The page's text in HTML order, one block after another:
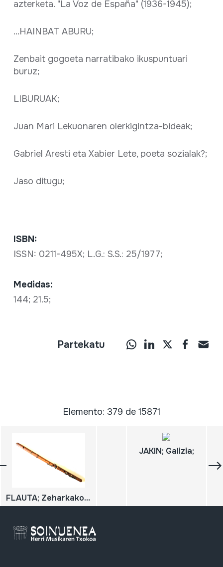
azterketa. "La Voz de España" (1936-1945);
...HAINBAT ABURU;
Zenbait gogoeta narratibako ikuspuntuari
buruz;
LIBURUAK;
Juan Mari Lekuonaren olerkigintza-bideak;
Gabriel Aresti eta Xabier Lete, poeta sozialak?;
Jaso ditugu;
ISBN:
ISSN: 0211-495X; L.G.: S.S.: 25/1977;
Medidas:
144; 21.5;
Partekatu
Elemento: 379 de 15871
FLAUTA; Zeharkako flauta
JAKIN; Galizia;